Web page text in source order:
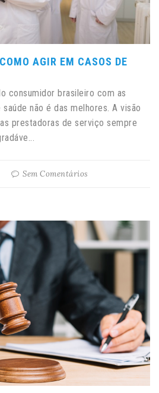
AGIR EM CASOS DE
consumidor brasileiro com as
não é das melhores. A visão
prestadoras de serviço sempre
Sem Comentários